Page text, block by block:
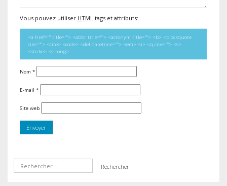
Vous pouvez utiliser HTML tags et attributs:
<a href="" title=""> <abbr title=""> <acronym title=""> <b> <blockquote
cite=""> <cite> <code> <del datetime=""> <em> <i> <q cite=""> <s>
<strike> <strong>
Nom *
E-mail *
Site web